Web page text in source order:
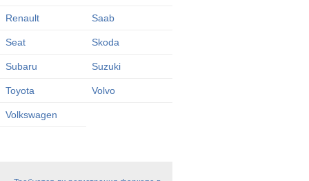
Renault Saab
Seat Skoda
Subaru Suzuki
Toyota Volvo
Volkswagen